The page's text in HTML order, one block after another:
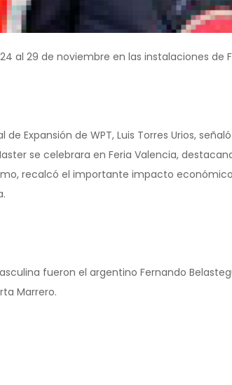
al 29 de noviembre en las instalaciones de
de Expansión de WPT, Luis Torres Urios,
se celebrara en Feria Valencia,
recalcó el importante impacto
fueron el argentino Fernando
Marrero.